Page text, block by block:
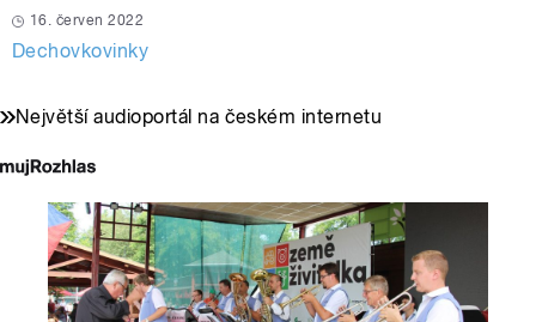
16. červen 2022
Dechovkovinky
Největší audioportál na českém internetu